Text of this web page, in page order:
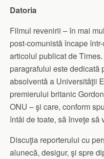
Datoria
Filmul revenirii – în mai
post-comunistă încape
articolul publicat de
paragrafului este dedicată
absolventă a Universităţii
premierului britanic
ONU – şi care, conform
întâi de toate, să înveţe să
Discuţia reporterului cu
alunecă, desigur, şi spre